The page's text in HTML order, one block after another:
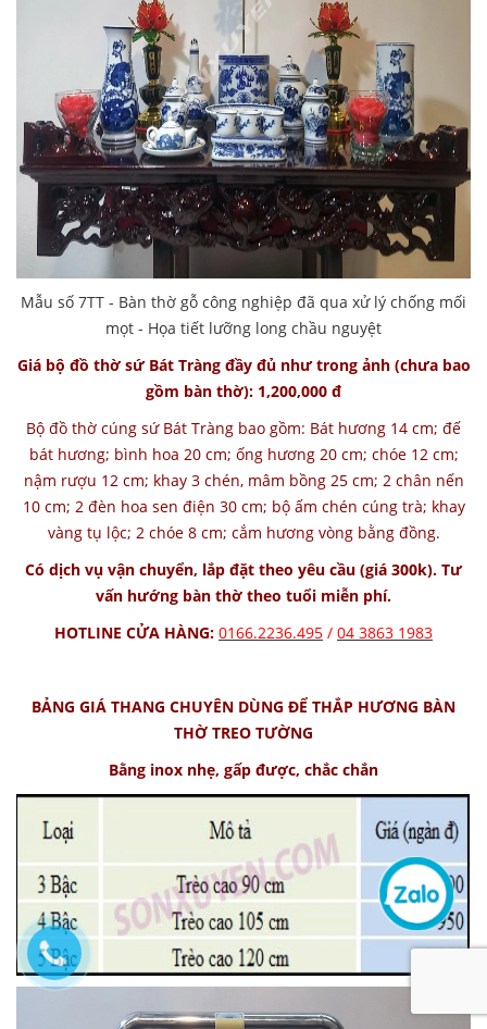
Mẫu số 7TT - Bàn thờ gỗ công nghiệp đã qua xử lý chống mối
mọt - Họa tiết lưỡng long chầu nguyệt
Giá bộ đồ thờ sứ Bát Tràng đầy đủ như trong ảnh (chưa bao
gồm bàn thờ): 1,200,000 đ
Bộ đồ thờ cúng sứ Bát Tràng bao gồm: Bát hương 14 cm; đế
bát hương; bình hoa 20 cm; ống hương 20 cm; chóe 12 cm;
nậm rượu 12 cm; khay 3 chén, mâm bồng 25 cm; 2 chân nến
10 cm; 2 đèn hoa sen điện 30 cm; bộ ấm chén cúng trà; khay
vàng tụ lộc; 2 chóe 8 cm; cắm hương vòng bằng đồng.
Có dịch vụ vận chuyển, lắp đặt theo yêu cầu (giá 300k). Tư
vấn hướng bàn thờ theo tuổi miễn phí.
HOTLINE CỬA HÀNG: 0166.2236.495 / 04 3863 1983
BẢNG GIÁ THANG CHUYÊN DÙNG ĐỂ THẮP HƯƠNG BÀN
THỜ TREO TƯỜNG
Bằng inox nhẹ, gấp được, chắc chắn